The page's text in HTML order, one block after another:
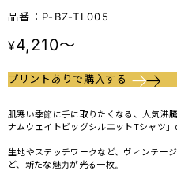
品番：P-BZ-TL005
¥4,210～
プリントありで購入する
肌寒い季節に手に取りたくなる、人気沸
ナムウェイトビッグシルエットTシャツ」
生地やステッチワークなど、ヴィンテー
ど、新たな魅力が光る一枚。